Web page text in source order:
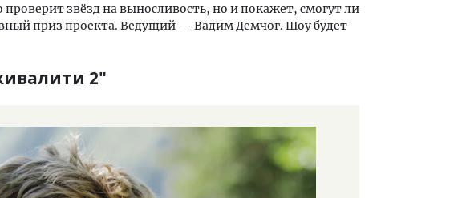
звёзд на выносливость, но и покажет, смогут ли
приз проекта. Ведущий — Вадим Демчог. Шоу будет
2"